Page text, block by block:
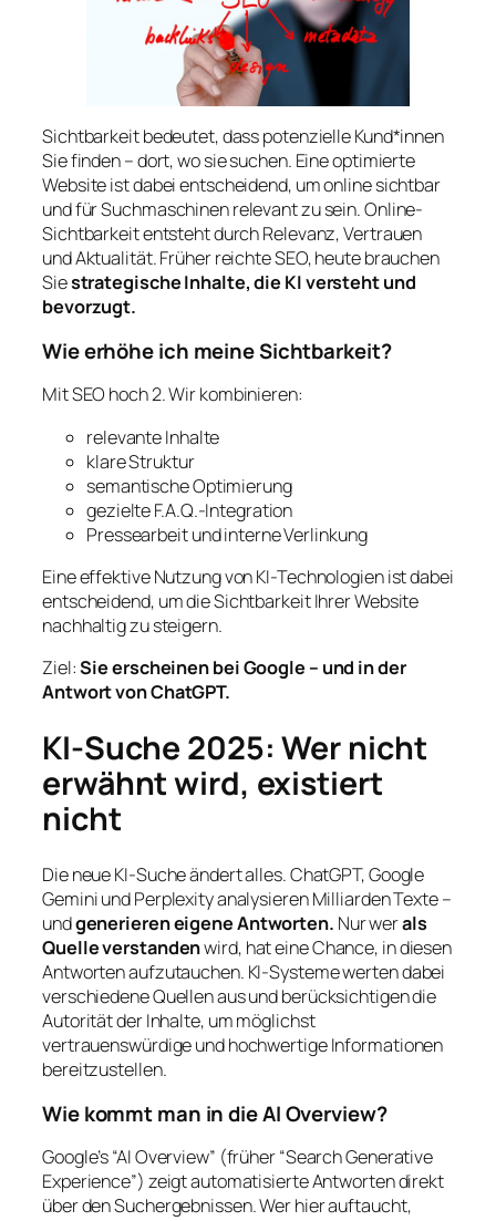
Sichtbarkeit bedeutet, dass potenzielle Kund*innen
Sie finden – dort, wo sie suchen. Eine optimierte
Website ist dabei entscheidend, um online sichtbar
und für Suchmaschinen relevant zu sein. Online-
Sichtbarkeit entsteht durch Relevanz, Vertrauen
und Aktualität. Früher reichte SEO, heute brauchen
Siestrategische Inhalte, die KI versteht und
bevorzugt.
Wie erhöhe ich meine Sichtbarkeit?
Mit SEO hoch 2. Wir kombinieren:
relevante Inhalte
klare Struktur
semantische Optimierung
gezielte F.A.Q.-Integration
Pressearbeit und interne Verlinkung
Eine effektive Nutzung von KI-Technologien ist dabei
entscheidend, um die Sichtbarkeit Ihrer Website
nachhaltig zu steigern.
Ziel:Sie erscheinen bei Google – und in der
Antwort von ChatGPT.
KI-Suche 2025: Wer nicht
erwähnt wird, existiert
nicht
Die neue KI-Suche ändert alles. ChatGPT, Google
Gemini und Perplexity analysieren Milliarden Texte –
undgenerieren eigene Antworten. Nur werals
Quelle verstandenwird, hat eine Chance, in diesen
Antworten aufzutauchen. KI-Systeme werten dabei
verschiedene Quellen aus und berücksichtigen die
Autorität der Inhalte, um möglichst
vertrauenswürdige und hochwertige Informationen
bereitzustellen.
Wie kommt man in die AI Overview?
Google’s “AI Overview” (früher “Search Generative
Experience”) zeigt automatisierte Antworten direkt
über den Suchergebnissen. Wer hier auftaucht,